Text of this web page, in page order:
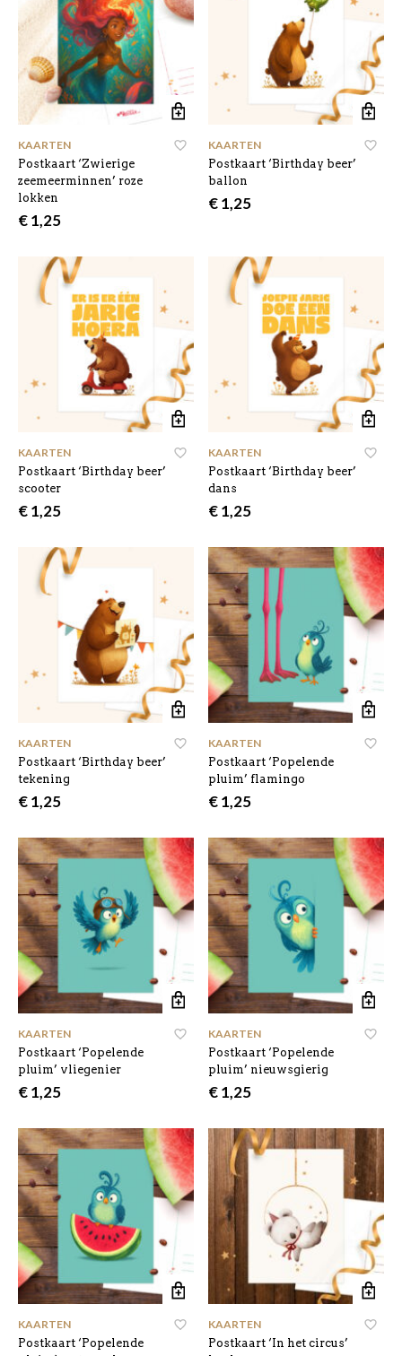
KAARTEN
Postkaart ‘Zwierige
zeemeerminnen’ roze
lokken
€1,25
KAARTEN
Postkaart ‘Birthday beer’
ballon
€1,25
KAARTEN
Postkaart ‘Birthday beer’
scooter
€1,25
KAARTEN
Postkaart ‘Birthday beer’
dans
€1,25
KAARTEN
Postkaart ‘Birthday beer’
tekening
€1,25
KAARTEN
Postkaart ‘Popelende
pluim’ flamingo
€1,25
KAARTEN
Postkaart ‘Popelende
pluim’ vliegenier
€1,25
KAARTEN
Postkaart ‘Popelende
pluim’ nieuwsgierig
€1,25
KAARTEN
Postkaart ‘Popelende
KAARTEN
Postkaart ‘In het circus’